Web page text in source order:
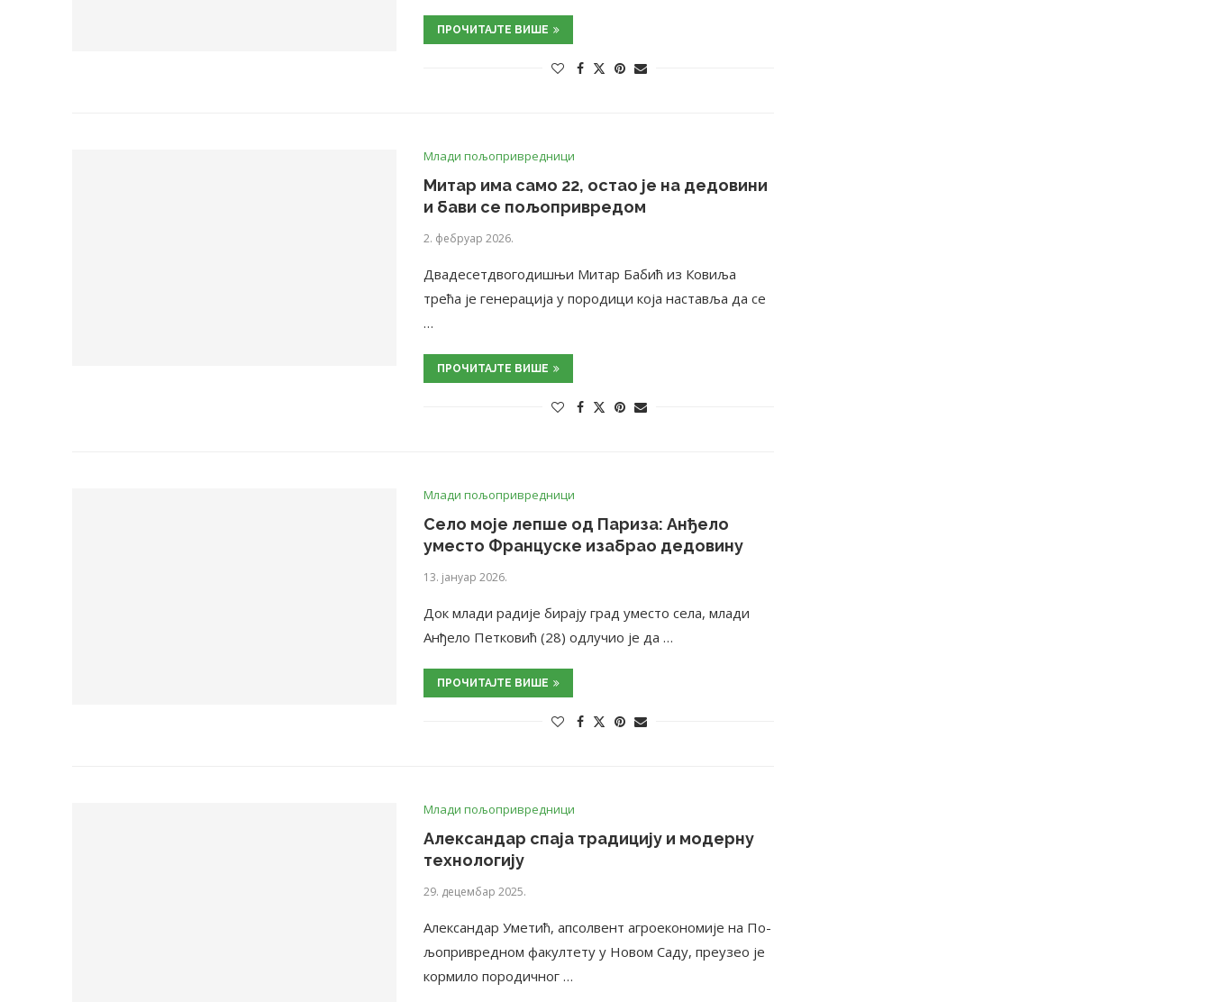
ПРОЧИТАЈТЕ ВИШЕ
Млади пољопривредници
Митар има само 22, остао је на дедовини
и бави се пољопривредом
2. фебруар 2026.
Двадесетдвогодишњи Митар Бабић из Ковиља
трећа је генерација у породици која наставља да се
…
ПРОЧИТАЈТЕ ВИШЕ
Млади пољопривредници
Село моје лепше од Париза: Анђело
уместо Француске изабрао дедовину
13. јануар 2026.
Док млади радије бирају град уместо села, млади
Анђело Петковић (28) одлучио је да …
ПРОЧИТАЈТЕ ВИШЕ
Млади пољопривредници
Александар спаја традицију и модерну
технологију
29. децембар 2025.
Алек­сан­дар Уме­тић, ап­сол­вент агро­е­ко­но­ми­је на По­
љо­при­вред­ном фа­кул­те­ту у Но­вом Са­ду, пре­у­зео је
кор­ми­ло по­ро­дич­ног …